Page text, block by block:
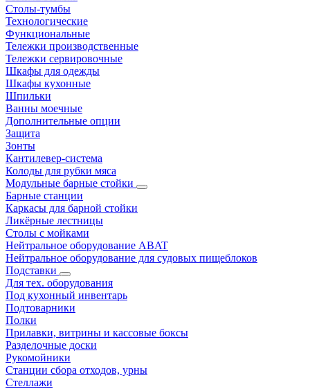
Столы-тумбы
Технологические
Функциональные
Тележки производственные
Тележки сервировочные
Шкафы для одежды
Шкафы кухонные
Шпильки
Ванны моечные
Дополнительные опции
Защита
Зонты
Кантилевер-система
Колоды для рубки мяса
Модульные барные стойки
Барные станции
Каркасы для барной стойки
Ликёрные лестницы
Столы с мойками
Нейтральное оборудование ABAT
Нейтральное оборудование для судовых пищеблоков
Подставки
Для тех. оборудования
Под кухонный инвентарь
Подтоварники
Полки
Прилавки, витрины и кассовые боксы
Разделочные доски
Рукомойники
Станции сбора отходов, урны
Стеллажи